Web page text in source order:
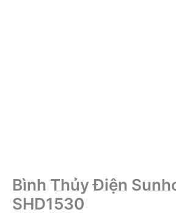
Bình Thủy Điện
SHD1530